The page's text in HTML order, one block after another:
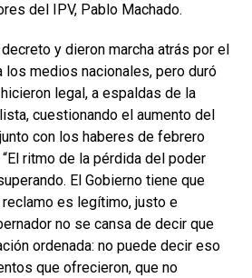
del IPV, Pablo Machado.
y dieron marcha atrás por el
los medios nacionales, pero duró
legal, a espaldas de la
cuestionando el aumento del
con los haberes de febrero
ritmo de la pérdida del poder
El Gobierno tiene que
es legítimo, justo e
no se cansa de decir que
ordenada: no puede decir eso
que ofrecieron, que no